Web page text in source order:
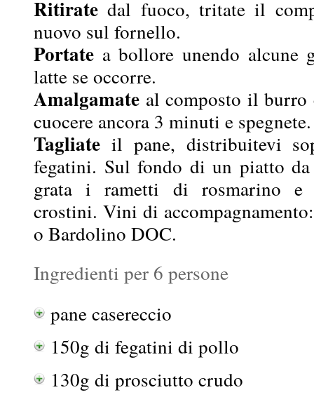
Ritirate dal fuoco, tritate il
nuovo sul fornello.
Portate a bollore unendo alcune
latte se occorre.
Amalgamate al composto il burro
cuocere ancora 3 minuti e spegnete.
Tagliate il pane, distribuitevi
fegatini. Sul fondo di un piatto da
grata i rametti di rosmarino e
crostini. Vini di
o Bardolino DOC.
Ingredienti per 6 persone
pane casereccio
150g di fegatini di pollo
130g di prosciutto crudo